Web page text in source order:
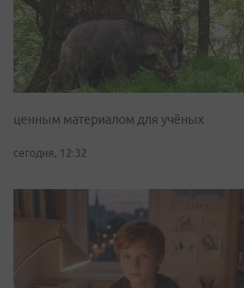
ценным материалом для учёных
сегодня, 12:32